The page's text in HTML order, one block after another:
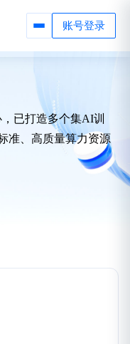
账号登录
已打造多个集AI训
准、高质量算力资源